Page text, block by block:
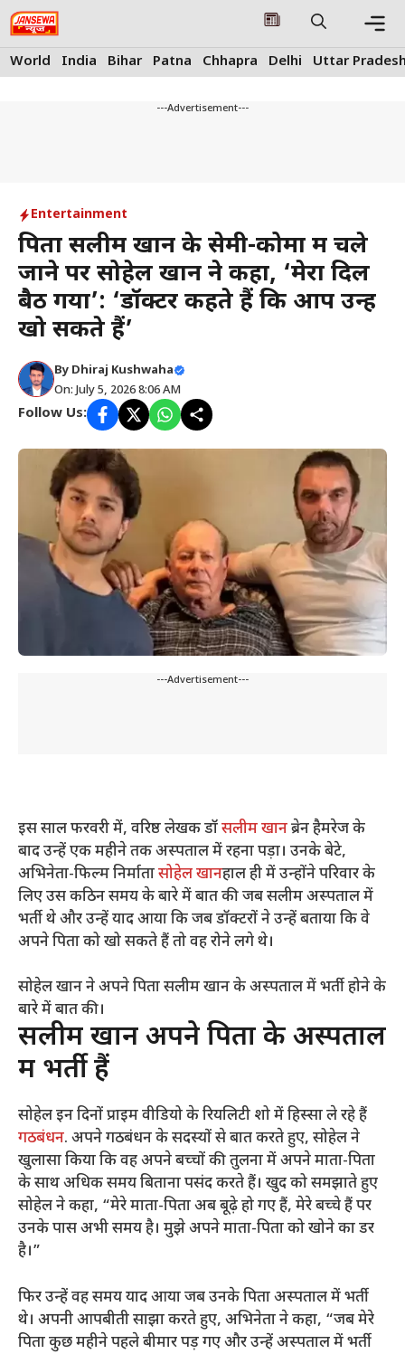
Skip
to
content
World India Bihar Patna Chhapra Delhi Uttar
---Advertisement---
Entertainment
पिता सलीम खान के सेमी-कोमा में चले
जाने पर सोहेल खान ने कहा, ‘मेरा दिल
बैठ गया’: ‘डॉक्टर कहते हैं कि आप उन्हें
खो सकते हैं’
By Dhiraj Kushwaha
On: July 5, 2026 8:06 AM
Follow Us:
---Advertisement---
इस साल फरवरी में, वरिष्ठ लेखक डॉसलीम खानब्रेन हैमरेज के
बाद उन्हें एक महीने तक अस्पताल में रहना पड़ा। उनके बेटे,
अभिनेता-फिल्म निर्मातासोहेल खानहाल ही में उन्होंने परिवार के
लिए उस कठिन समय के बारे में बात की जब सलीम अस्पताल में
भर्ती थे और उन्हें याद आया कि जब डॉक्टरों ने उन्हें बताया कि वे
अपने पिता को खो सकते हैं तो वह रोने लगे थे।
सोहेल खान ने अपने पिता सलीम खान के अस्पताल में भर्ती होने के
बारे में बात की।
सलीम खान अपने पिता के अस्पताल
में भर्ती हैं
सोहेल इन दिनों प्राइम वीडियो के रियलिटी शो में हिस्सा ले रहे हैं
गठबंधन. अपने गठबंधन के सदस्यों से बात करते हुए, सोहेल ने
खुलासा किया कि वह अपने बच्चों की तुलना में अपने माता-पिता
के साथ अधिक समय बिताना पसंद करते हैं। खुद को समझाते हुए
सोहेल ने कहा, “मेरे माता-पिता अब बूढ़े हो गए हैं, मेरे बच्चे हैं पर
उनके पास अभी समय है। मुझे अपने माता-पिता को खोने का डर
है।”
फिर उन्हें वह समय याद आया जब उनके पिता अस्पताल में भर्ती
थे। अपनी आपबीती साझा करते हुए, अभिनेता ने कहा, “जब मेरे
पिता कुछ महीने पहले बीमार पड़ गए और उन्हें अस्पताल में भर्ती